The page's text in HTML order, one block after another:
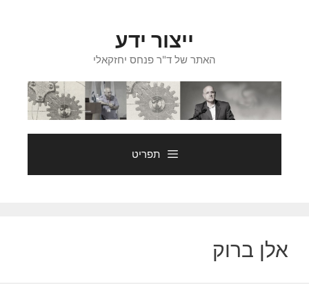
ייצור ידע
האתר של ד"ר פנחס יחזקאלי
תפריט
אלן ברוק